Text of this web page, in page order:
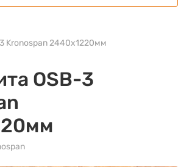
Kronospan 2440x1220мм
OSB-3